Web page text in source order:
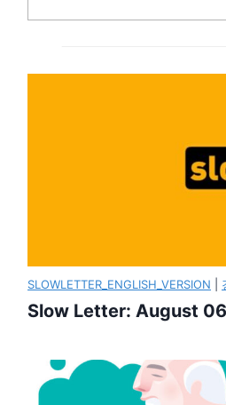
SLOWLETTER_ENGLISH_VERSION
Slow Letter: August